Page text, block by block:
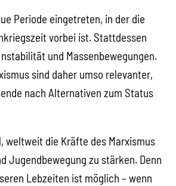
Periode eingetreten, in der die
vorbei ist. Stattdessen
und Massenbewegungen.
sind daher umso relevanter,
nach Alternativen zum Status
weltweit die Kräfte des Marxismus
Jugendbewegung zu stärken. Denn
Lebzeiten ist möglich – wenn